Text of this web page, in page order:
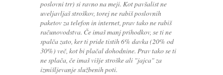
poslovni trr) si ravno na meji. Kot pavšalist ne
uveljavljaš stroškov, torej ne rabiš poslovnih
paketov za telefon in internet, prav tako ne rabiš
računovodstva. Če imaš manj prihodkov, se ti ne
spalča zato, ker ti pride tistih 6% davka (20% od
30%) več, kot bi plačal dohodnine. Prav tako se ti
ne splača, če imaš višje stroške ali "jajca" za
izmišljevanje službenih poti.